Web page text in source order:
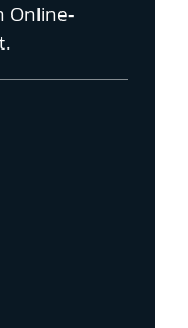
Online-